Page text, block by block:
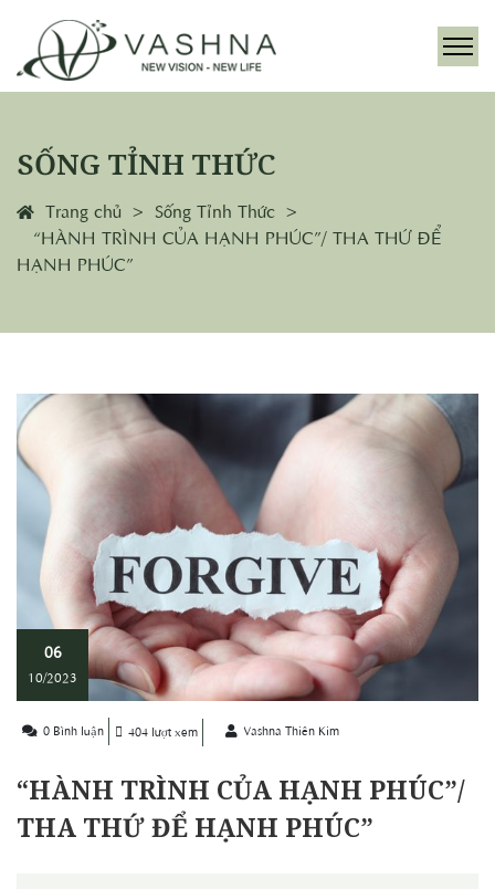
SỐNG TỈNH THỨC
Trang chủ
Sống Tỉnh Thức
“HÀNH TRÌNH CỦA HẠNH PHÚC”/ THA THỨ ĐỂ
HẠNH PHÚC”
06
10/2023
0 Bình luận 404 lượt xem Vashna Thiên Kim
“HÀNH TRÌNH CỦA HẠNH PHÚC”/
THA THỨ ĐỂ HẠNH PHÚC”